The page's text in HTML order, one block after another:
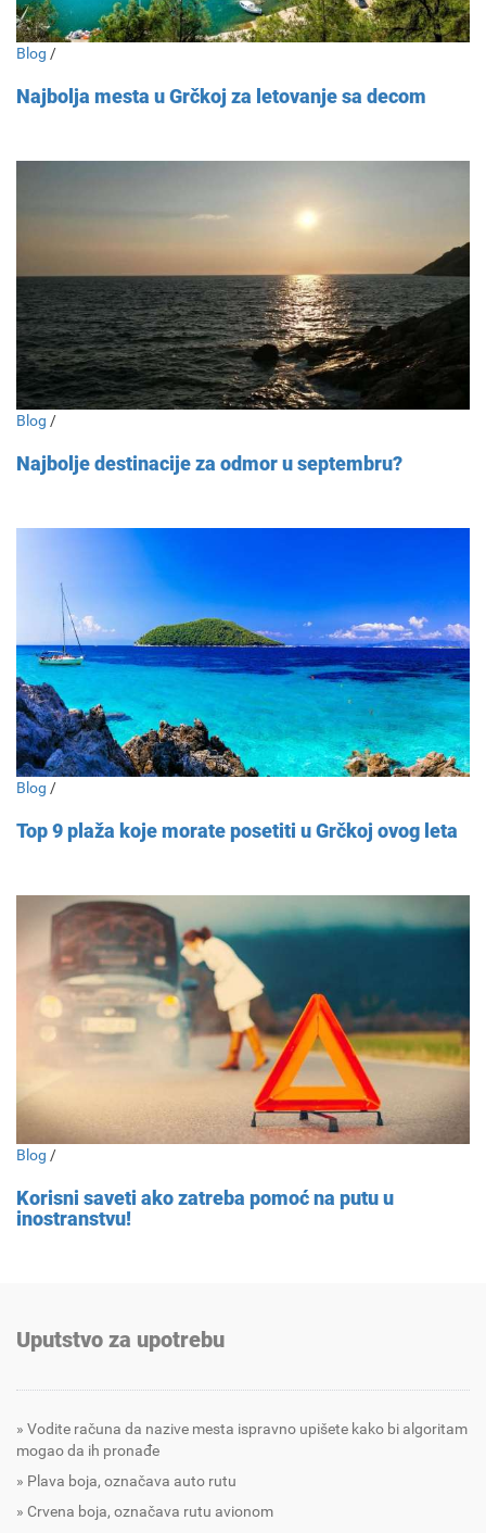
Blog /
Najbolja mesta u Grčkoj za letovanje sa decom
Blog /
Najbolje destinacije za odmor u septembru?
Blog /
Top 9 plaža koje morate posetiti u Grčkoj ovog leta
Blog /
Korisni saveti ako zatreba pomoć na putu u
inostranstvu!
Uputstvo za upotrebu
Vodite računa da nazive mesta ispravno upišete kako bi algoritam
mogao da ih pronađe
Plava boja, označava auto rutu
Crvena boja, označava rutu avionom